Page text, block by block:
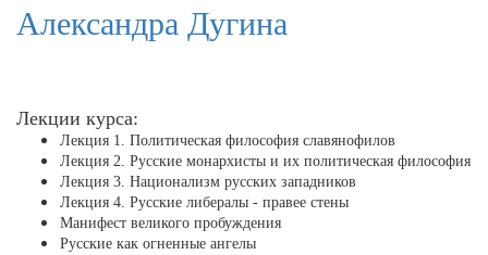
Александра Дугина
Лекции курса:
Лекция 1. Политическая философия славянофилов
Лекция 2. Русские монархисты и их политическая философия
Лекция 3. Национализм русских западников
Лекция 4. Русские либералы - правее стены
Манифест великого пробуждения
Русские как огненные ангелы